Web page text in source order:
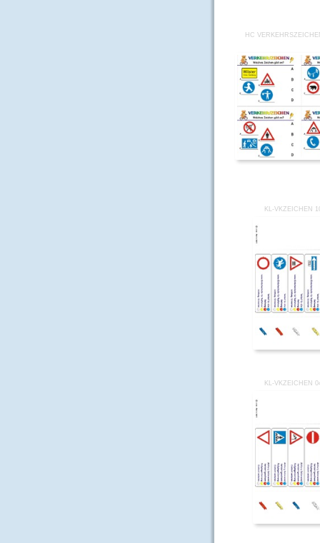
HC
KL-VKZEICHEN
KL-VKZEICHEN